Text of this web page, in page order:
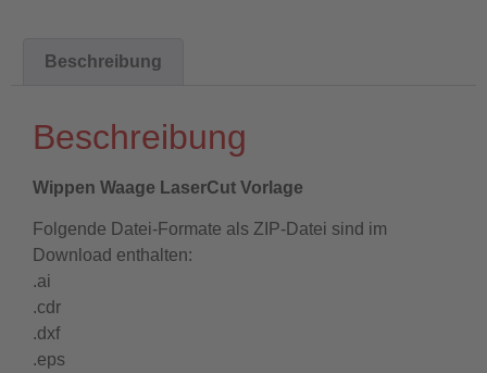
Beschreibung
Beschreibung
Wippen Waage LaserCut Vorlage
Folgende Datei-Formate als ZIP-Datei sind im
Download enthalten:
.ai
.cdr
.dxf
.eps